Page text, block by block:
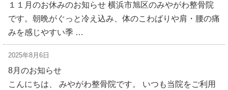
１１月のお休みのお知らせ 横浜市旭区のみやがわ整骨院
です。朝晩がぐっと冷え込み、体のこわばりや肩・腰の痛
みを感じやすい季 …
2025年8月6日
8月のお知らせ
こんにちは、 みやがわ整骨院です。 いつも当院をご利用